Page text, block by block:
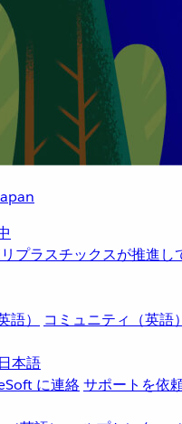
プラスチックスが推進し
語）
コミュニティ（英語）
日本語
に連絡サポートを依